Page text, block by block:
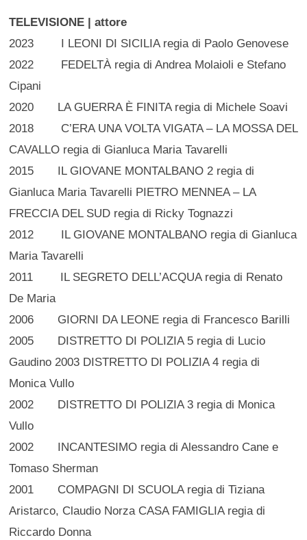
TELEVISIONE | attore
2023 I LEONI DI SICILIA regia di Paolo Genovese
2022 FEDELTÀ regia di Andrea Molaioli e Stefano
Cipani
2020 LA GUERRA È FINITA regia di Michele Soavi
2018 C’ERA UNA VOLTA VIGATA – LA MOSSA DEL
CAVALLO regia di Gianluca Maria Tavarelli
2015 IL GIOVANE MONTALBANO 2 regia di
Gianluca Maria Tavarelli PIETRO MENNEA – LA
FRECCIA DEL SUD regia di Ricky Tognazzi
2012 IL GIOVANE MONTALBANO regia di Gianluca
Maria Tavarelli
2011 IL SEGRETO DELL’ACQUA regia di Renato
De Maria
2006 GIORNI DA LEONE regia di Francesco Barilli
2005 DISTRETTO DI POLIZIA 5 regia di Lucio
Gaudino 2003 DISTRETTO DI POLIZIA 4 regia di
Monica Vullo
2002 DISTRETTO DI POLIZIA 3 regia di Monica
Vullo
2002 INCANTESIMO regia di Alessandro Cane e
Tomaso Sherman
2001 COMPAGNI DI SCUOLA regia di Tiziana
Aristarco, Claudio Norza CASA FAMIGLIA regia di
Riccardo Donna